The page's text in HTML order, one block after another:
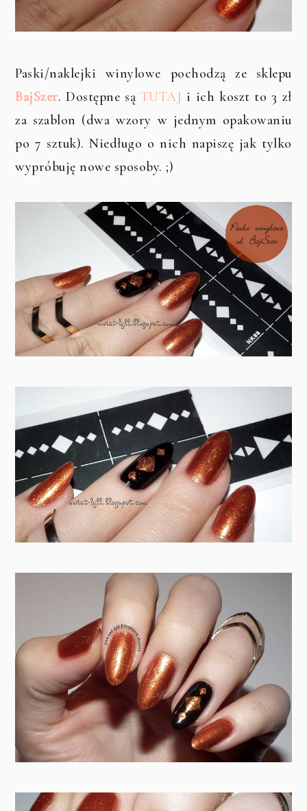
Paski/naklejki winylowe pochodzą ze sklepu
BajSzer. Dostępne są TUTAJ i ich koszt to 3 zł
za szablon (dwa wzory w jednym opakowaniu
po 7 sztuk). Niedługo o nich napiszę jak tylko
wypróbuję nowe sposoby. ;)